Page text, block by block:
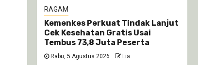
RAGAM
Kemenkes Perkuat Tindak Lanjut
Cek Kesehatan Gratis Usai
Tembus 73,8 Juta Peserta
Rabu, 5 Agustus 2026 Lia